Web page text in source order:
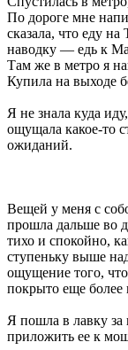
По дороге мне
сказала, что еду
наводку — едь к
Там же в метро я
Купила на выходе
Я не знала куда
ощущала какое-то
ожиданий.
Вещей у меня с
прошла дальше во
тихо и спокойно,
ступеньку выше
ощущение того,
покрыто еще
Я пошла в лавку
приложить ее к